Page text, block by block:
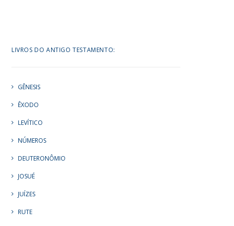
LIVROS DO ANTIGO TESTAMENTO:
GÊNESIS
ÊXODO
LEVÍTICO
NÚMEROS
DEUTERONÔMIO
JOSUÉ
JUÍZES
RUTE